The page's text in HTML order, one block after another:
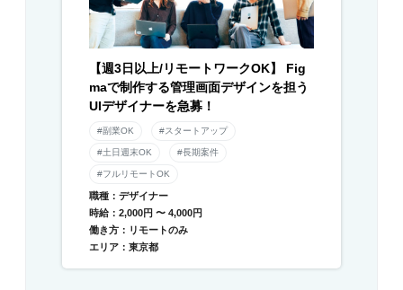
【週3日以上/リモートワークOK】 Fig
maで制作する管理画面デザインを担う
UIデザイナーを急募！
#副業OK #スタートアップ
#土日週末OK #長期案件
#フルリモートOK
職種：デザイナー
時給：2,000円 〜 4,000円
働き方：リモートのみ
エリア：東京都